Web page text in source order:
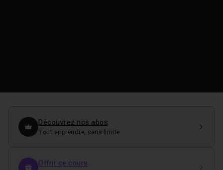
Découvrez nos abos
Tout apprendre, sans limite
Offrir ce cours